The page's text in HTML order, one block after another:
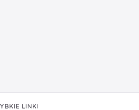
LINKI